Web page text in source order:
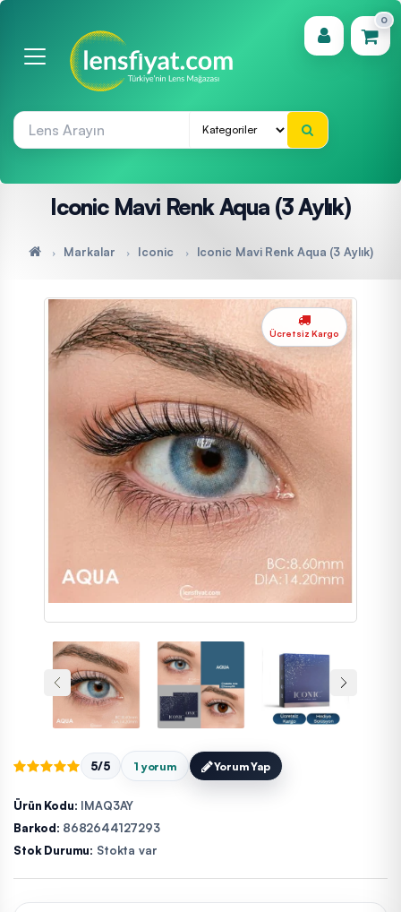
0
(0)
Iconic Mavi Renk Aqua (3 Aylık)
Markalar Iconic Iconic Mavi Renk Aqua (3 Aylık)
Ücretsiz Kargo
5/5 1 yorum Yorum Yap
Ürün Kodu: IMAQ3AY
Barkod: 8682644127293
Stok Durumu: Stokta var